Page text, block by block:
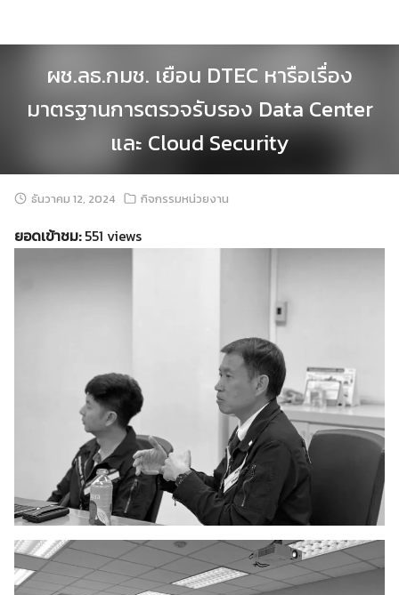
ผช.ลธ.กมช. เยือน DTEC หารือเรื่อง
มาตรฐานการตรวจรับรอง Data Center
และ Cloud Security
ธันวาคม 12, 2024 กิจกรรมหน่วยงาน
ยอดเข้าชม:551 views